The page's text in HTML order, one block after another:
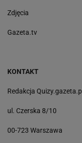
Zdjęcia
Gazeta.tv
KONTAKT
Redakcja Quizy.gazeta.pl
ul. Czerska 8/10
00-723 Warszawa